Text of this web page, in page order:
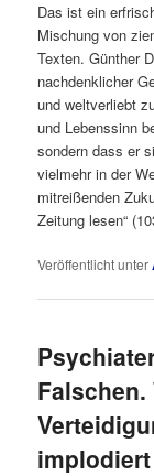
Das ist ein
Mischung von
Texten. Günther
nachdenklicher
und weltverliebt
und Lebenssinn
sondern dass er
vielmehr in der
mitreißenden
Zeitung lesen“
Veröffentlicht unter
implodiert